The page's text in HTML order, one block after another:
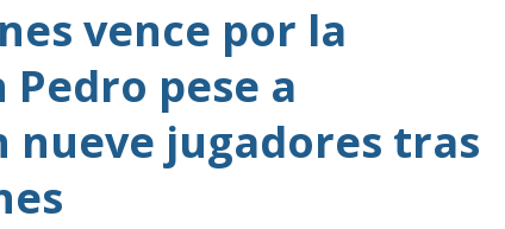
vence por la
Pedro pese a
nueve jugadores tras